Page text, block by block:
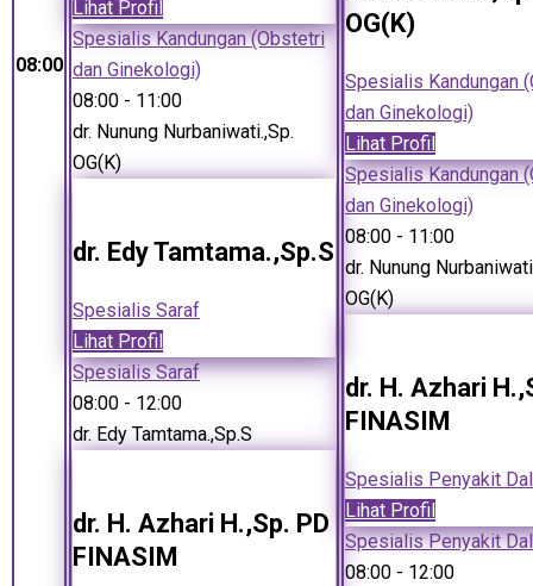
08:00
Lihat Profil
Spesialis Kandungan (Obstetri
dan Ginekologi)
08:00 - 11:00
dr. Nunung Nurbaniwati.,Sp.
OG(K)
dr. Edy Tamtama.,Sp.S
Spesialis Saraf
Lihat Profil
Spesialis Saraf
08:00 - 12:00
dr. Edy Tamtama.,Sp.S
dr. H. Azhari H.,Sp. PD
FINASIM
OG(K)
Spesialis Kandungan
dan Ginekologi)
Lihat Profil
Spesialis Kandungan
dan Ginekologi)
08:00 - 11:00
dr. Nunung
OG(K)
dr. H. Azhari
FINASIM
Spesialis Penyakit
Lihat Profil
Spesialis Penyakit
08:00 - 12:00